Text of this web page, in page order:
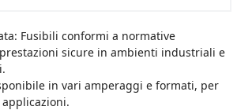
Fusibili conformi a normative
sicure in ambienti industriali e
in vari amperaggi e formati, per